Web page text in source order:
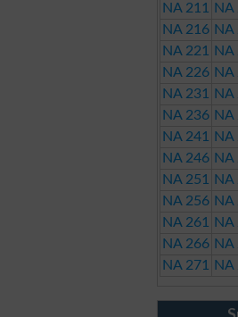
NA 211
NA
NA 216 NA
NA 221
NA
NA 226 NA
NA 231
NA
NA 236 NA
NA 241
NA
NA 246 NA
NA 251
NA
NA 256 NA
NA 261
NA
NA 266 NA
NA 271
NA